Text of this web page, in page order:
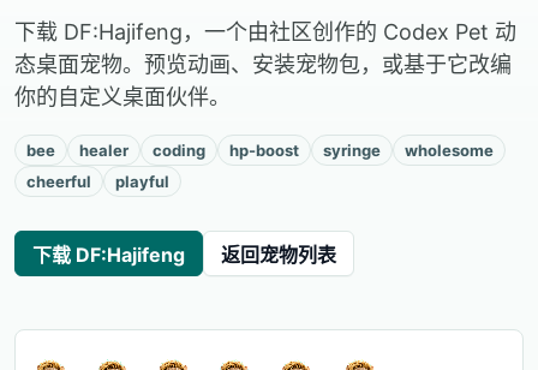
下载 DF:Hajifeng，一个由社区创作的 Codex Pet 动
态桌面宠物。预览动画、安装宠物包，或基于它改编
你的自定义桌面伙伴。
bee healer coding hp-boost syringe
wholesome
cheerful
playful
下载 DF:Hajifeng 返回宠物列表